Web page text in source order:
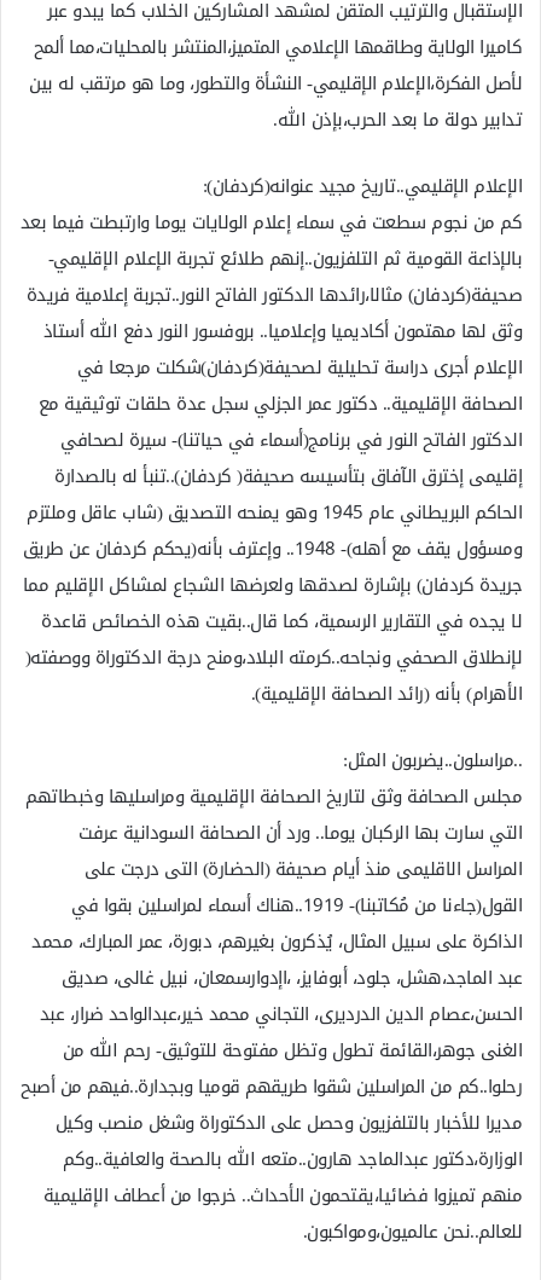
الإستقبال والترتيب المتقن لمشهد المشاركين الخلاب كما يبدو عبر
كاميرا الولاية وطاقمها الإعلامي المتميز،المنتشر بالمحليات،مما ألمح
لأصل الفكرة،الإعلام الإقليمي- النشأة والتطور، وما هو مرتقب له بين
تدابير دولة ما بعد الحرب،بإذن الله.
الإعلام الإقليمي..تاريخ مجيد عنوانه(كردفان):
كم من نجوم سطعت في سماء إعلام الولايات يوما وارتبطت فيما بعد
بالإذاعة القومية ثم التلفزيون..إنهم طلائع تجربة الإعلام الإقليمي-
صحيفة(كردفان) مثالا،رائدها الدكتور الفاتح النور..تجربة إعلامية فريدة
وثق لها مهتمون أكاديميا وإعلاميا.. بروفسور النور دفع الله أستاذ
الإعلام أجرى دراسة تحليلية لصحيفة(كردفان)شكلت مرجعا في
الصحافة الإقليمية.. دكتور عمر الجزلي سجل عدة حلقات توثيقية مع
الدكتور الفاتح النور في برنامج(أسماء في حياتنا)- سيرة لصحافي
إقليمى إخترق الآفاق بتأسيسه صحيفة( كردفان)..تنبأ له بالصدارة
الحاكم البريطاني عام 1945 وهو يمنحه التصديق (شاب عاقل وملتزم
ومسؤول يقف مع أهله)- 1948.. وإعترف بأنه(يحكم كردفان عن طريق
جريدة كردفان) بإشارة لصدقها ولعرضها الشجاع لمشاكل الإقليم مما
لا يجده في التقارير الرسمية، كما قال..بقيت هذه الخصائص قاعدة
لإنطلاق الصحفي ونجاحه..كرمته البلاد،ومنح درجة الدكتوراة ووصفته(
الأهرام) بأنه (رائد الصحافة الإقليمية).
..مراسلون..يضربون المثل:
مجلس الصحافة وثق لتاريخ الصحافة الإقليمية ومراسليها وخبطاتهم
التي سارت بها الركبان يوما.. ورد أن الصحافة السودانية عرفت
المراسل الاقليمى منذ أيام صحيفة (الحضارة) التى درجت على
القول(جاءنا من مُكاتبنا)- 1919..هناك أسماء لمراسلين بقوا في
الذاكرة على سبيل المثال، يُذكرون بغيرهم، دبورة، عمر المبارك، محمد
عبد الماجد،هشل، جلود، أبوفايز، ،اإدوارسمعان، نبيل غالى، صديق
الحسن،عصام الدين الدرديرى، التجاني محمد خير،عبدالواحد ضرار، عبد
الغنى جوهر،القائمة تطول وتظل مفتوحة للتوثيق- رحم الله من
رحلوا..كم من المراسلين شقوا طريقهم قوميا وبجدارة..فيهم من أصبح
مديرا للأخبار بالتلفزيون وحصل على الدكتوراة وشغل منصب وكيل
الوزارة،دكتور عبدالماجد هارون..متعه الله بالصحة والعافية..وكم
منهم تميزوا فضائيا،يقتحمون الأحداث.. خرجوا من أعطاف الإقليمية
للعالم..نحن عالميون،ومواكبون.